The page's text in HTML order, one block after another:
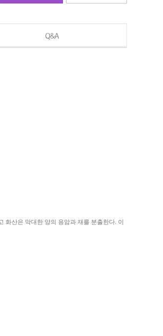
Q&A
화산은 막대한 양의 용암과 재를 분출한다. 이